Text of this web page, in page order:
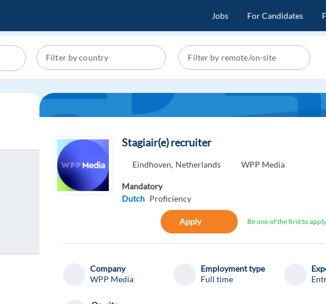
Jobs For Candidates
Stagiair(e) recruiter
Eindhoven, Netherlands WPP Media
Mandatory
Dutch Proficiency
Apply Be one of the first to apply
Company
WPP Media
Employment type
Full time